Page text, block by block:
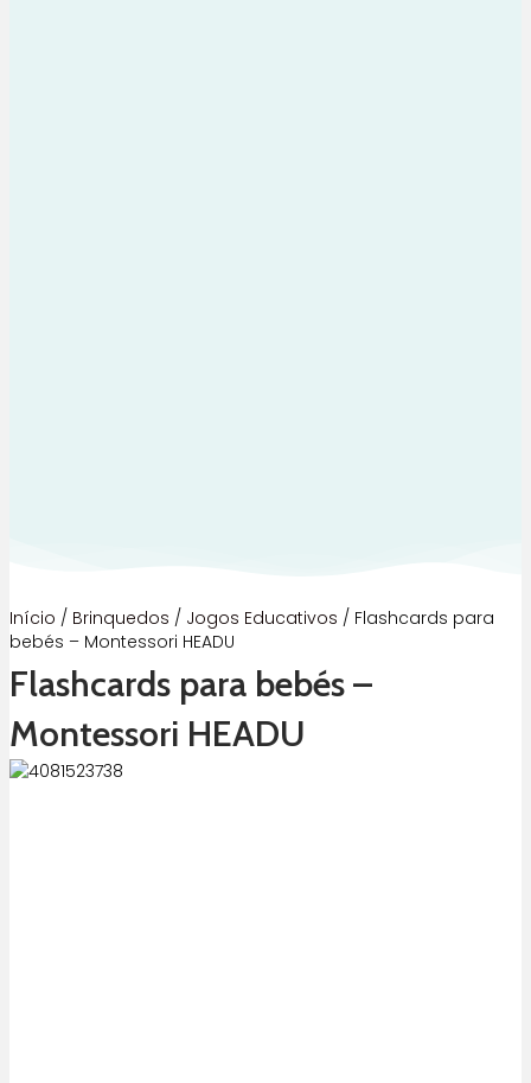
Início / Brinquedos / Jogos Educativos / Flashcards para
bebés – Montessori HEADU
Flashcards para bebés –
Montessori HEADU